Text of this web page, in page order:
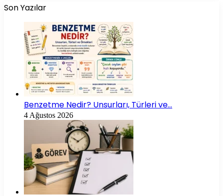
Son Yazılar
Benzetme Nedir? Unsurları, Türleri ve…
4 Ağustos 2026